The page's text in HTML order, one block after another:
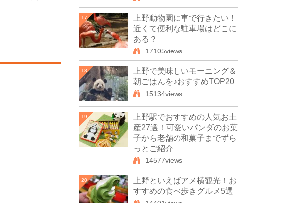
17
上野動物園に車で行きたい！
近くて便利な駐車場はどこに
ある？
17105views
18
上野で美味しいモーニング＆
朝ごはんを♪おすすめTOP20
15134views
19
上野駅でおすすめの人気お土
産27選！可愛いパンダのお菓
子から老舗の和菓子までずら
っとご紹介
14577views
20
上野といえばアメ横観光！お
すすめの食べ歩きグルメ5選